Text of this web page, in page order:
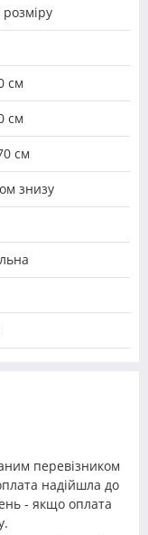
см
см
см
знизу
перевізником
надійшла до
- якщо оплата